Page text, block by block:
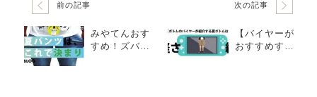
前の記事
みやてんおす
すめ！ズバリ
次の記事
【バイヤーが
おすすめす